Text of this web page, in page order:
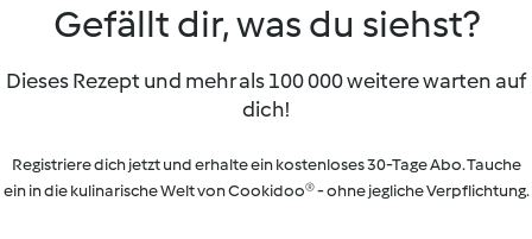
Gefällt dir, was du siehst?
Dieses Rezept und mehr als 100 000 weitere warten auf
dich!
Registriere dich jetzt und erhalte ein kostenloses 30-Tage Abo. Tauche
ein in die kulinarische Welt von Cookidoo® - ohne jegliche Verpflichtung.